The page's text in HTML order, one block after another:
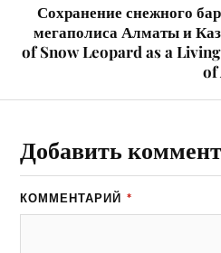
Сохранение снежного
мегаполиса Алматы и
of Snow Leopard as a
of
Добавить
КОММЕНТАРИЙ *